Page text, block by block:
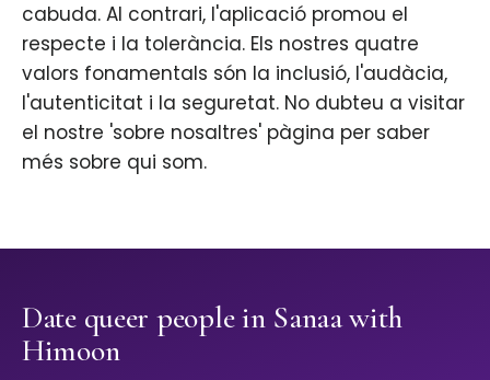
cabuda. Al contrari, l'aplicació promou el
respecte i la tolerància. Els nostres quatre
valors fonamentals són la inclusió, l'audàcia,
l'autenticitat i la seguretat. No dubteu a visitar
el nostre 'sobre nosaltres' pàgina per saber
més sobre qui som.
Date queer people in Sanaa with
Himoon